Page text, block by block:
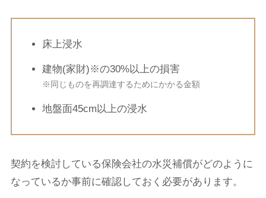
床上浸水
建物(家財)※の30%以上の損害
※同じものを再調達するためにかかる金額
地盤面45cm以上の浸水
契約を検討している保険会社の水災補償がどのように
なっているか事前に確認しておく必要があります。